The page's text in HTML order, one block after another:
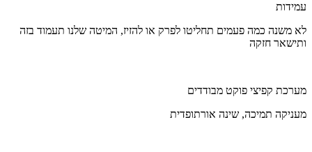
עמידות
לא משנה כמה פעמים תחליטו לפרק או להזיז, המיטה שלנו תעמוד בזה
ותישאר חזקה
מערכת קפיצי פוקט מבודדים
מעניקה תמיכה, שינה אורתופדית